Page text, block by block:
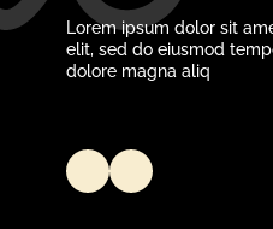
Lorem ipsum dolor sit
elit, sed do eiusmod
dolore magna aliq